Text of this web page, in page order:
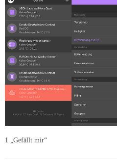
1 „Gefällt mir“